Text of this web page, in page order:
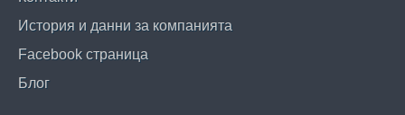
История и данни за компанията
Facebook страница
Блог